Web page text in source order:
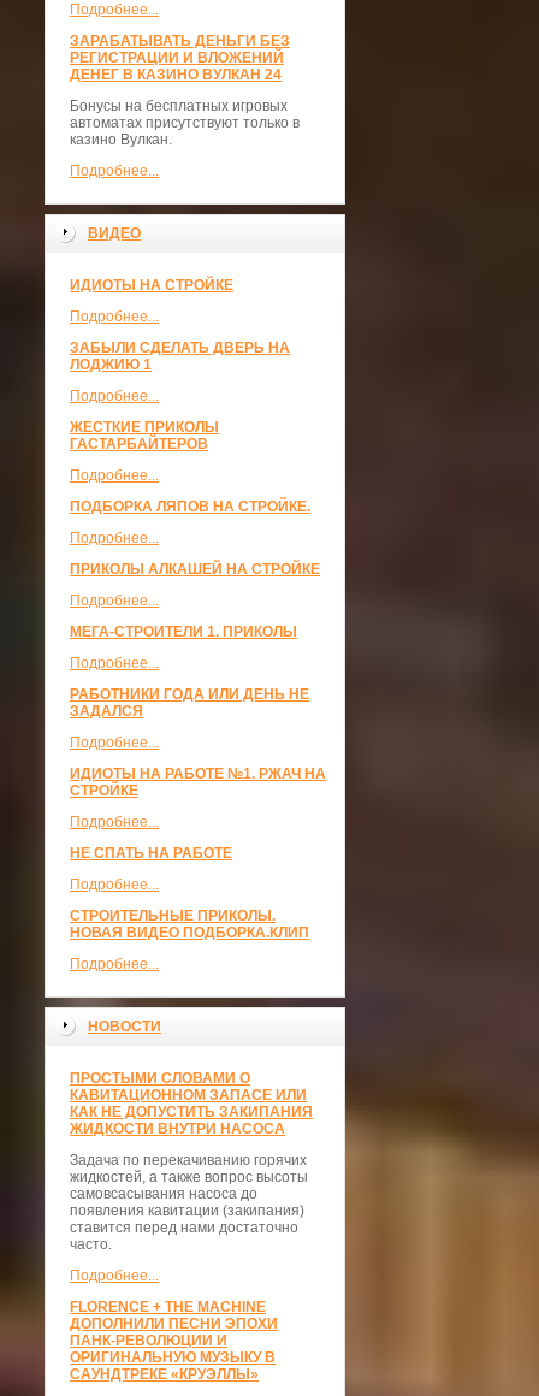
Подробнее...
ЗАРАБАТЫВАТЬ ДЕНЬГИ БЕЗ
РЕГИСТРАЦИИ И ВЛОЖЕНИЙ
ДЕНЕГ В КАЗИНО ВУЛКАН 24
Бонусы на бесплатных игровых
автоматах присутствуют только в
казино Вулкан.
Подробнее...
ВИДЕО
ИДИОТЫ НА СТРОЙКЕ
Подробнее...
ЗАБЫЛИ СДЕЛАТЬ ДВЕРЬ НА
ЛОДЖИЮ 1
Подробнее...
ЖЕСТКИЕ ПРИКОЛЫ
ГАСТАРБАЙТЕРОВ
Подробнее...
ПОДБОРКА ЛЯПОВ НА СТРОЙКЕ.
Подробнее...
ПРИКОЛЫ АЛКАШЕЙ НА СТРОЙКЕ
Подробнее...
МЕГА-СТРОИТЕЛИ 1. ПРИКОЛЫ
Подробнее...
РАБОТНИКИ ГОДА ИЛИ ДЕНЬ НЕ
ЗАДАЛСЯ
Подробнее...
ИДИОТЫ НА РАБОТЕ №1. РЖАЧ НА
СТРОЙКЕ
Подробнее...
НЕ СПАТЬ НА РАБОТЕ
Подробнее...
СТРОИТЕЛЬНЫЕ ПРИКОЛЫ.
НОВАЯ ВИДЕО ПОДБОРКА.КЛИП
Подробнее...
НОВОСТИ
ПРОСТЫМИ СЛОВАМИ О
КАВИТАЦИОННОМ ЗАПАСЕ ИЛИ
КАК НЕ ДОПУСТИТЬ ЗАКИПАНИЯ
ЖИДКОСТИ ВНУТРИ НАСОСА
Задача по перекачиванию горячих
жидкостей, а также вопрос высоты
самовсасывания насоса до
появления кавитации (закипания)
ставится перед нами достаточно
часто.
Подробнее...
FLORENCE + THE MACHINE
ДОПОЛНИЛИ ПЕСНИ ЭПОХИ
ПАНК-РЕВОЛЮЦИИ И
ОРИГИНАЛЬНУЮ МУЗЫКУ В
САУНДТРЕКЕ «КРУЭЛЛЫ»